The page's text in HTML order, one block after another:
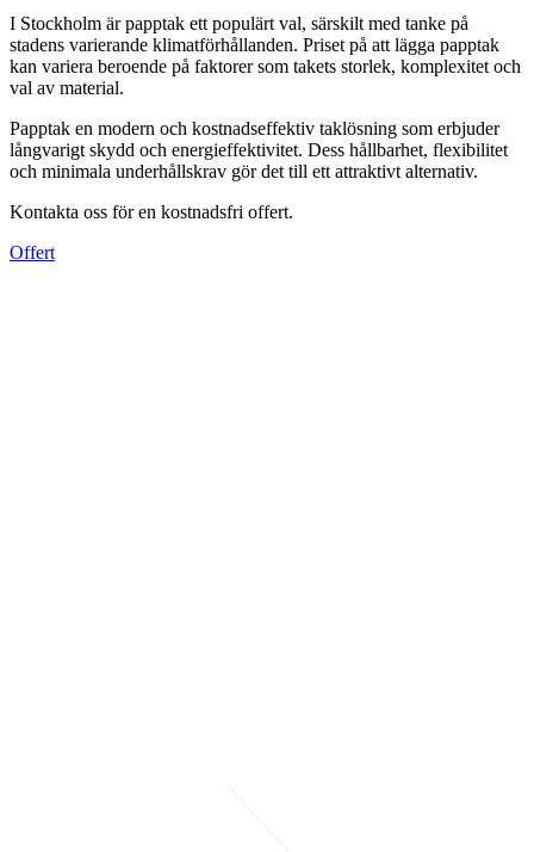
I Stockholm är papptak ett populärt val, särskilt med tanke på
stadens varierande klimatförhållanden. Priset på att lägga papptak
kan variera beroende på faktorer som takets storlek, komplexitet och
val av material.
Papptak en modern och kostnadseffektiv taklösning som erbjuder
långvarigt skydd och energieffektivitet. Dess hållbarhet, flexibilitet
och minimala underhållskrav gör det till ett attraktivt alternativ.
Kontakta oss för en kostnadsfri offert.
Offert